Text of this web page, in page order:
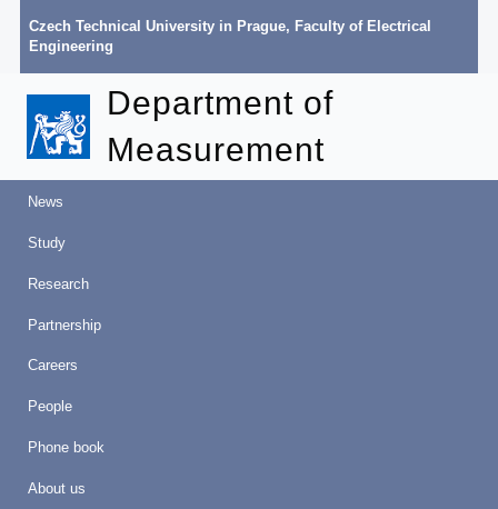
Czech Technical University in Prague, Faculty of Electrical
Engineering
Department of
Measurement
News
Study
Research
Partnership
Careers
People
Phone book
About us